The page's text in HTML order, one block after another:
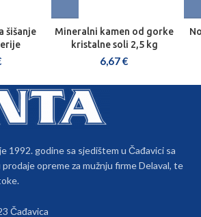
šišanje
Mineralni kamen od gorke
kristalne soli 2,5 kg
6,67€
1992. godine sa sjedištem u Čađavici sa
opreme za mužnju firme Delaval, te
Čađavica